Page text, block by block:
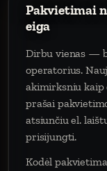
Pakvietimai
eiga
Dirbu vienas —
operatorius.
akimirksniu kaip
prašai
atsiunčiu el.
prisijungti.
Kodėl